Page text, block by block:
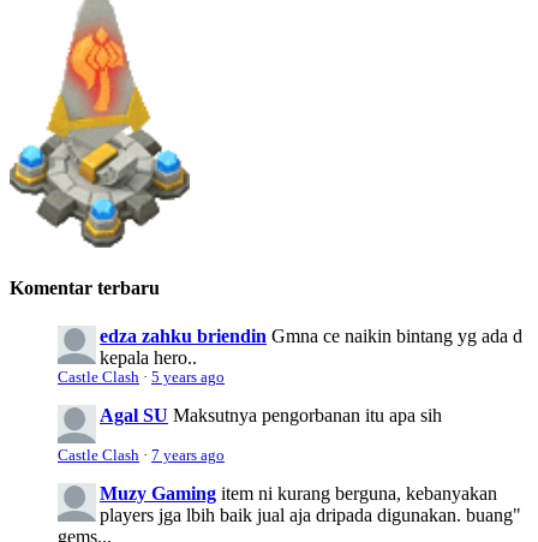
Komentar terbaru
edza zahku briendin Gmna ce naikin bintang yg ada d
kepala hero..
Castle Clash · 5 years ago
Agal SU Maksutnya pengorbanan itu apa sih
Castle Clash · 7 years ago
Muzy Gaming item ni kurang berguna, kebanyakan
players jga lbih baik jual aja dripada digunakan. buang"
gems...